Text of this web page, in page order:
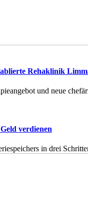
Rehaklinik
und neue
verdienen
in drei